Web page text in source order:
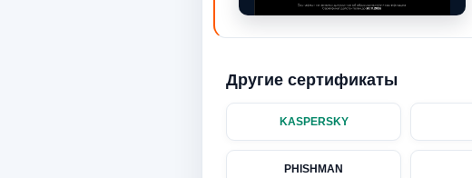
Другие сертификаты
KASPERSKY
PHISHMAN